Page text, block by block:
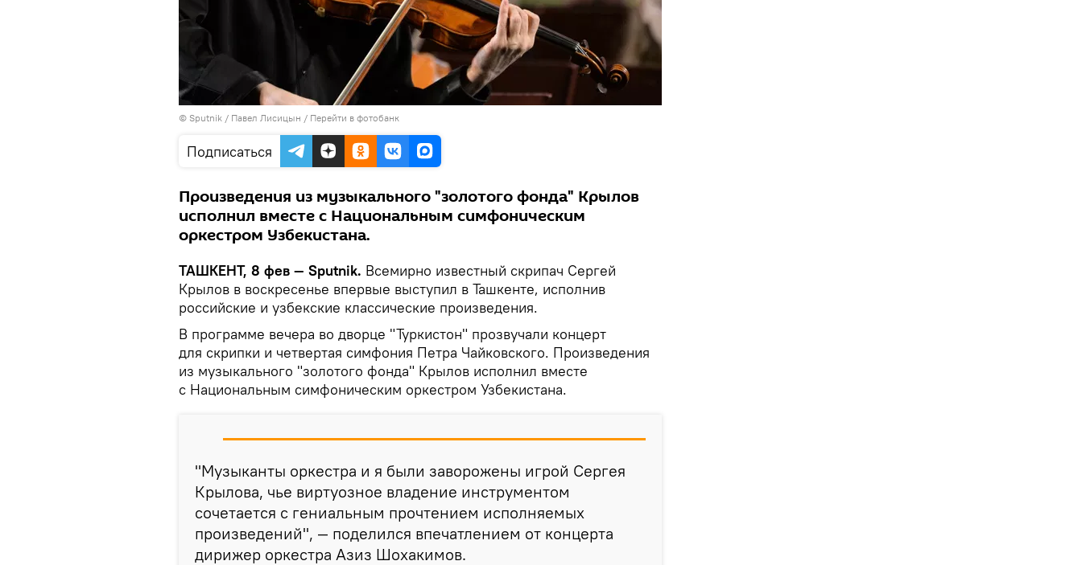
© Sputnik / Павел Лисицын / Перейти в фотобанк
Подписаться
Произведения из музыкального "золотого фонда" Крылов
исполнил вместе с Национальным симфоническим
оркестром Узбекистана.
ТАШКЕНТ, 8 фев — Sputnik. Всемирно известный скрипач Сергей
Крылов в воскресенье впервые выступил в Ташкенте, исполнив
российские и узбекские классические произведения.
В программе вечера во дворце "Туркистон" прозвучали концерт
для скрипки и четвертая симфония Петра Чайковского. Произведения
из музыкального "золотого фонда" Крылов исполнил вместе
с Национальным симфоническим оркестром Узбекистана.
"Музыканты оркестра и я были заворожены игрой Сергея
Крылова, чье виртуозное владение инструментом
сочетается с гениальным прочтением исполняемых
произведений", — поделился впечатлением от концерта
дирижер оркестра Азиз Шохакимов.